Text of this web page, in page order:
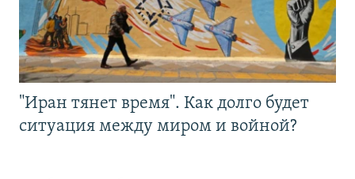
"Иран тянет время". Как долго будет
ситуация между миром и войной?